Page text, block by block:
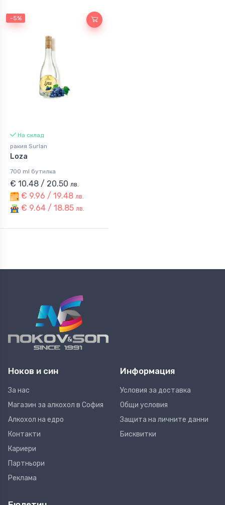
-5%
На склад
ракия Surlan
Loza
700 ml бутилка
€ 10.48 / 20.50 лв.
€ 9.96 / 19.48 лв.
€ 9.64 / 18.85 лв.
Ноков и син
За нас
Магазин за алкохол в София
Алкохол на едро
Контакти
Кариери
Партньори
Реклама
Информация
Условия за доставка
Общи условия
Защита на личните данни
Бисквитки